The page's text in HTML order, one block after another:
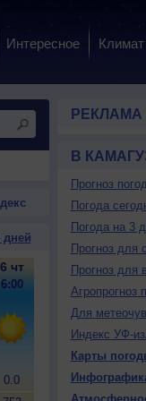
Интересное Климат
дней
6 чт
6:00
0.0
6 чт
0.0
6
РЕКЛАМА
В
Прогноз
Погода
Погода на 3
Прогноз для
Прогноз для
Агропрогноз
Для
Индекс УФ-
Карты